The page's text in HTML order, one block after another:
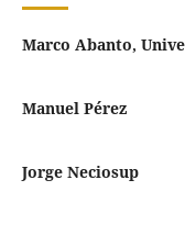
Marco Abanto,
Manuel Pérez
Jorge Neciosup